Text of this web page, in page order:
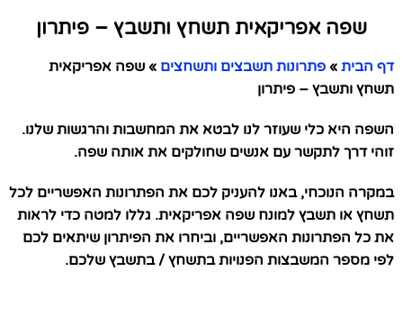
שפה אפריקאית תשחץ ותשבץ – פיתרון
דף הבית » פתרונות תשבצים ותשחצים » שפה אפריקאית
תשחץ ותשבץ – פיתרון
השפה היא כלי שעוזר לנו לבטא את המחשבות והרגשות שלנו.
זוהי דרך לתקשר עם אנשים שחולקים את אותה שפה.
במקרה הנוכחי, באנו להעניק לכם את הפתרונות האפשריים לכל
תשחץ או תשבץ למונח שפה אפריקאית. גללו למטה כדי לראות
את כל הפתרונות האפשריים, וביחרו את הפיתרון שיתאים לכם
לפי מספר המשבצות הפנויות בתשחץ / בתשבץ שלכם.